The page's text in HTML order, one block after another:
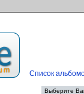
Список